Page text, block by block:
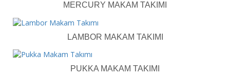
MERCURY MAKAM TAKIMI
LAMBOR MAKAM TAKIMI
PUKKA MAKAM TAKIMI